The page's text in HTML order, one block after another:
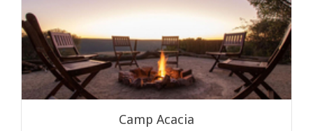
Camp Acacia